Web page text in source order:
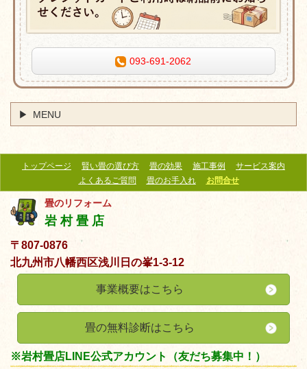
093-691-2062
MENU
トップページ 賢い畳の選び方 畳の効果 施工事例
サービス案内
よくあるご質問
畳のお手入れ お問合せ
畳のリフォーム
岩 村 畳 店
〒807-0876
北九州市八幡西区浅川日の峯1-3-12
事業概要はこちら
畳の無料診断はこちら
※岩村畳店LINE公式アカウント（友だち募集中！）